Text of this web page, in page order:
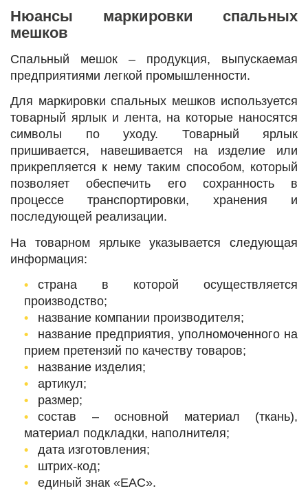
Нюансы маркировки спальных
мешков
Спальный мешок – продукция, выпускаемая
предприятиями легкой промышленности.
Для маркировки спальных мешков используется
товарный ярлык и лента, на которые наносятся
символы по уходу. Товарный ярлык
пришивается, навешивается на изделие или
прикрепляется к нему таким способом, который
позволяет обеспечить его сохранность в
процессе транспортировки, хранения и
последующей реализации.
На товарном ярлыке указывается следующая
информация:
страна в которой осуществляется
производство;
название компании производителя;
название предприятия, уполномоченного на
прием претензий по качеству товаров;
название изделия;
артикул;
размер;
состав – основной материал (ткань),
материал подкладки, наполнителя;
дата изготовления;
штрих-код;
единый знак «ЕАС».